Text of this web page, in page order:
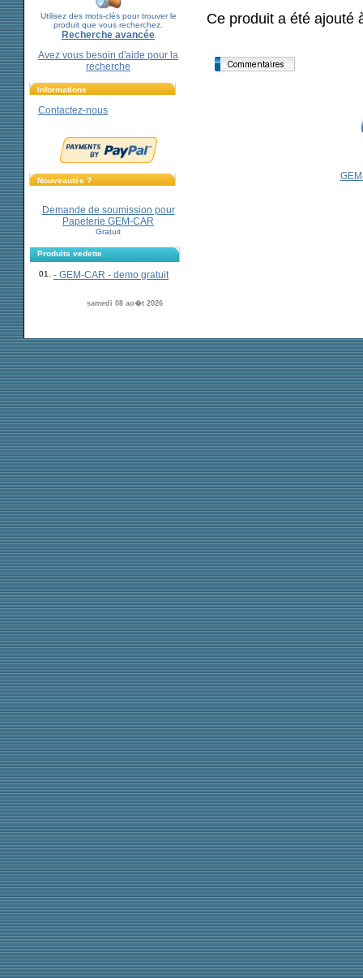
Utilisez des mots-clés pour trouver le
produit que vous recherchez.
Recherche avancée
Avez vous besoin d'aide pour la
recherche
Informations
Contactez-nous
Nouveautés ?
Demande de soumission pour
Papeterie GEM-CAR
Gratuit
Produits vedette
01. - GEM-CAR - demo gratuit
Ce produit a été ajouté
samedi 08 ao�t 2026